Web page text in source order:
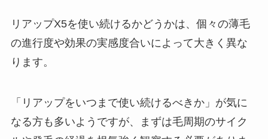
リアップX5を使い続けるかどうかは、個々の薄毛
の進行度や効果の実感度合いによって大きく異な
ります。
「リアップをいつまで使い続けるべきか」が気に
なる方も多いようですが、まずは毛周期のサイク